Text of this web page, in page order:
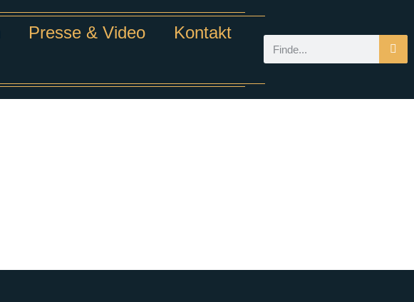
Presse & Video
Kontakt